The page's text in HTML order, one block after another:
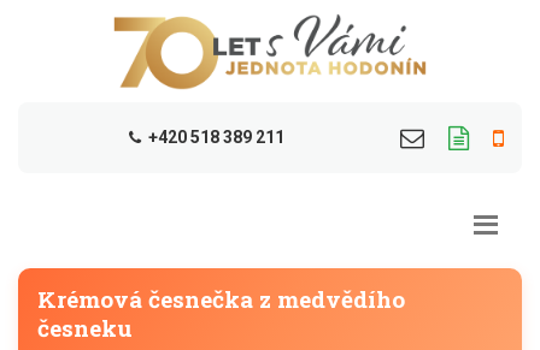
+420 518 389 211
Krémová česnečka z medvědího
česneku